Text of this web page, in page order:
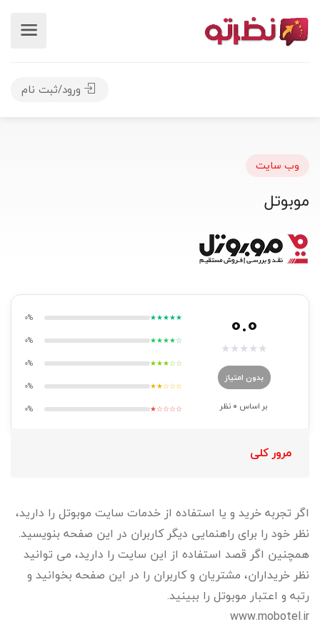
ورود/ثبت نام
وب سایت
موبوتل
0.0
★
★
★
★
★
بدون امتیاز
بر اساس 0 نظر
★★★★★
0%
★★★★☆
0%
★★★☆☆
0%
★★☆☆☆
0%
★☆☆☆☆
0%
مرور کلی
اگر تجربه خرید و یا استفاده از خدمات سایت موبوتل را دارید،
نظر خود را برای راهنمایی دیگر کاربران در این صفحه بنویسید.
همچنین اگر قصد استفاده از این سایت را دارید، می توانید
نظر خریداران، مشتریان و کاربران را در این صفحه بخوانید و
رتبه و اعتبار موبوتل را ببینید.
www.mobotel.ir